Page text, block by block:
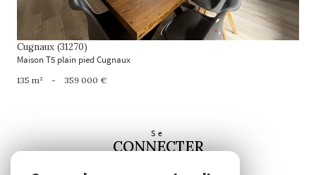
Cugnaux (31270)
Maison T5 plain pied Cugnaux
135 m² - 359 000 €
Se
CONNECTER